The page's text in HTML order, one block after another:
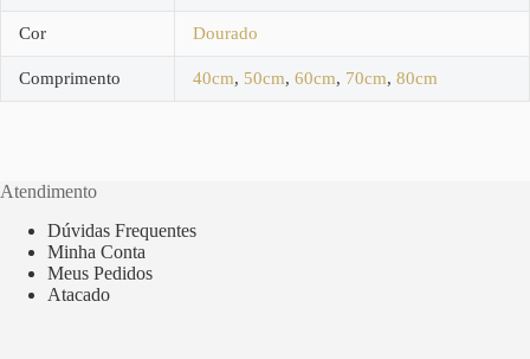
Cor Dourado
Comprimento 40cm, 50cm, 60cm, 70cm, 80cm
Atendimento
Dúvidas Frequentes
Minha Conta
Meus Pedidos
Atacado